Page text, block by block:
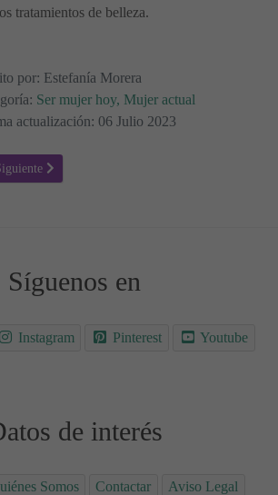
tratamientos de belleza.
por: Estefanía Morera
Ser mujer hoy, Mujer actual
actualización: 06 Julio 2023
Fin de una relación y divorcio: Cómo proteger el
siguiente: La vida social después de la
Síguenos en
Instagram Pinterest Youtube
de interés
Somos Contactar Aviso Legal